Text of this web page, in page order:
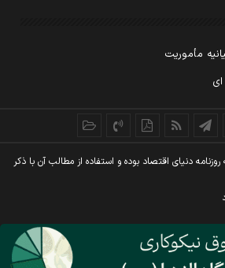
مأموریت
دنيای اقتصاد بوده و استفاده از مطالب آن با ذکر